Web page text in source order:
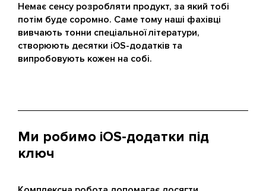
Немає сенсу розробляти продукт, за який тобі
потім буде соромно. Саме тому наші фахівці
вивчають тонни спеціальної літератури,
створюють десятки iOS-додатків та
випробовують кожен на собі.
Ми робимо iOS-додатки під
ключ